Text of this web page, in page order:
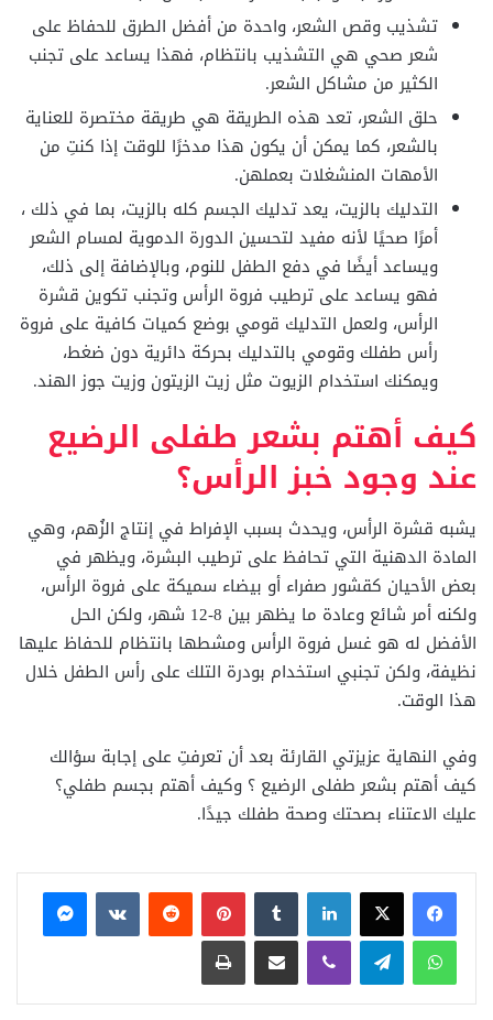
تشذيب وقص الشعر، واحدة من أفضل الطرق للحفاظ على
شعر صحي هي التشذيب بانتظام، فهذا يساعد على تجنب
الكثير من مشاكل الشعر.
حلق الشعر، تعد هذه الطريقة هي طريقة مختصرة للعناية
بالشعر، كما يمكن أن يكون هذا مدخرًا للوقت إذا كنتِ من
الأمهات المنشغلات بعملهن.
التدليك بالزيت، يعد تدليك الجسم كله بالزيت، بما في ذلك ،
أمرًا صحيًا لأنه مفيد لتحسين الدورة الدموية لمسام الشعر
ويساعد أيضًا في دفع الطفل للنوم، وبالإضافة إلى ذلك،
فهو يساعد على ترطيب فروة الرأس وتجنب تكوين قشرة
الرأس، ولعمل التدليك قومي بوضع كميات كافية على فروة
رأس طفلك وقومي بالتدليك بحركة دائرية دون ضغط،
ويمكنك استخدام الزيوت مثل زيت الزيتون وزيت جوز الهند.
كيف أهتم بشعر طفلى الرضيع
عند وجود خبز الرأس؟
يشبه قشرة الرأس، ويحدث بسبب الإفراط في إنتاج الزُهم، وهي
المادة الدهنية التي تحافظ على ترطيب البشرة، ويظهر في
بعض الأحيان كقشور صفراء أو بيضاء سميكة على فروة الرأس،
ولكنه أمر شائع وعادة ما يظهر بين 8-12 شهر، ولكن الحل
الأفضل له هو غسل فروة الرأس ومشطها بانتظام للحفاظ عليها
نظيفة، ولكن تجنبي استخدام بودرة التلك على رأس الطفل خلال
هذا الوقت.
وفي النهاية عزيزتي القارئة بعد أن تعرفتِ على إجابة سؤالك
كيف أهتم بشعر طفلى الرضيع ؟ وكيف أهتم بجسم طفلي؟
عليك الاعتناء بصحتك وصحة طفلك جيدًا.
فيسبوكX لينكدإن بينتيريست
ماسنجر
واتساب تيلقرام ڤايبر مشاركة عبر البريد طباعة